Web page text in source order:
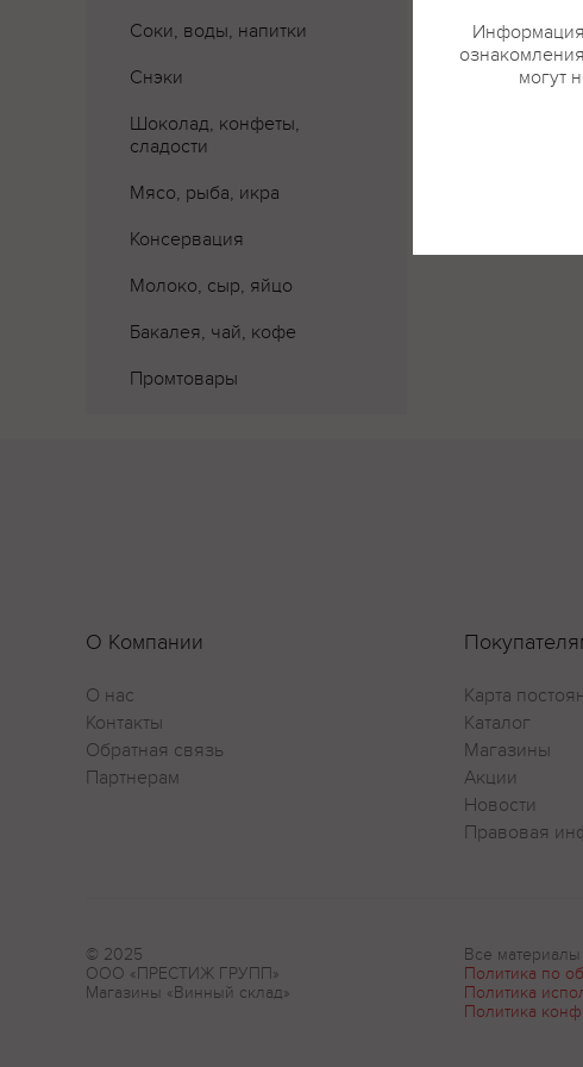
Соки, воды, напитки
Снэки
Шоколад, конфеты,
сладости
Мясо, рыба, икра
Консервация
Молоко, сыр, яйцо
Бакалея, чай, кофе
Промтовары
Где
О Компании
О нас
Контакты
Обратная связь
Партнерам
Карта
Каталог
Магазины
Акции
Новости
Правовая
© 2025
ООО «ПРЕСТИЖ ГРУПП»
Магазины «Винный склад»
Все
Политика по
Политика
Политика
Информация
могут